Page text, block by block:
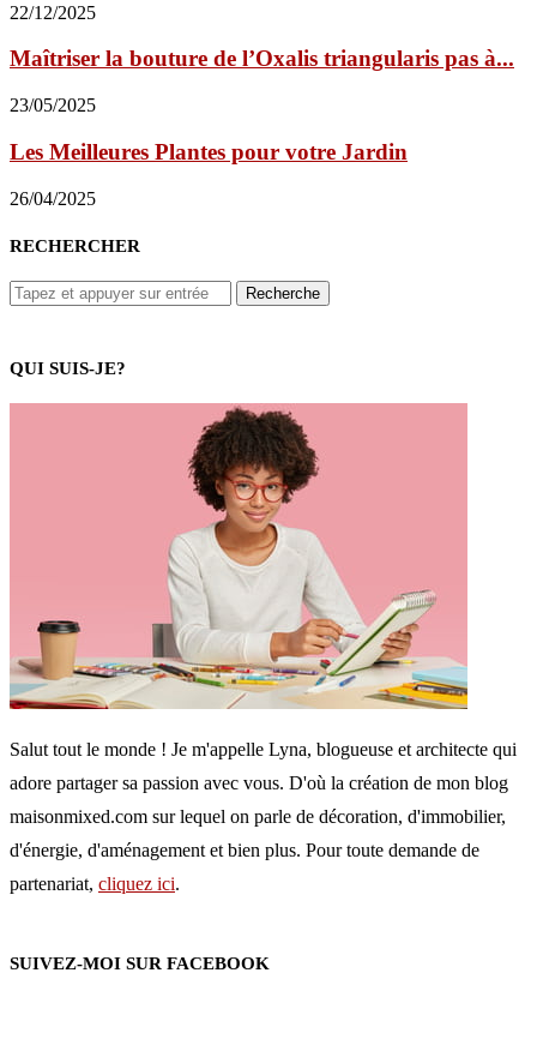
22/12/2025
Maîtriser la bouture de l’Oxalis triangularis pas à...
23/05/2025
Les Meilleures Plantes pour votre Jardin
26/04/2025
RECHERCHER
QUI SUIS-JE?
Salut tout le monde ! Je m'appelle Lyna, blogueuse et architecte qui
adore partager sa passion avec vous. D'où la création de mon blog
maisonmixed.com sur lequel on parle de décoration, d'immobilier,
d'énergie, d'aménagement et bien plus. Pour toute demande de
partenariat, cliquez ici.
SUIVEZ-MOI SUR FACEBOOK